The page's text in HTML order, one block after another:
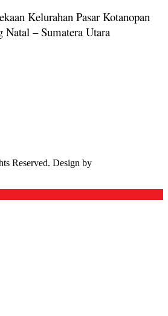
Kelurahan Pasar Kotanopan
– Sumatera Utara
Reserved. Design by